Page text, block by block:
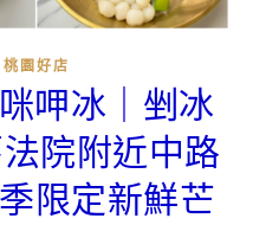
桃園好店
呷冰｜剉冰
院附近中路
限定新鮮芒